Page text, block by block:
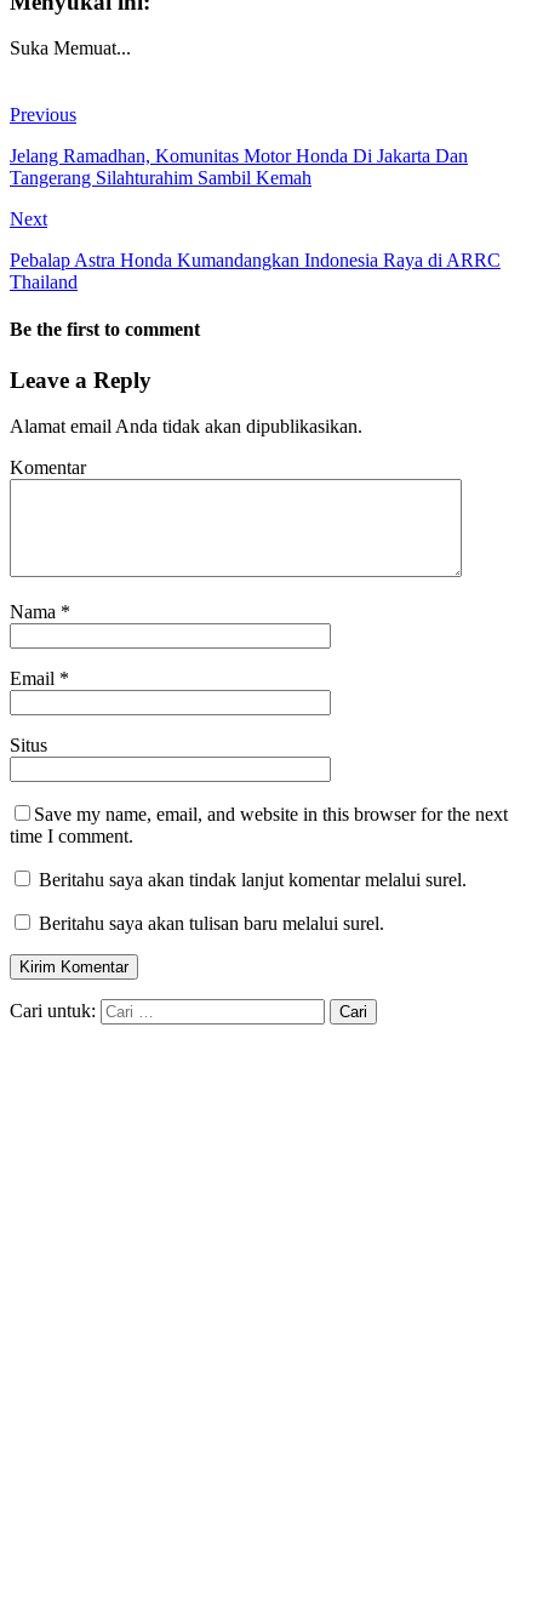
Suka Memuat...
Previous
Jelang Ramadhan, Komunitas Motor Honda Di Jakarta Dan
Tangerang Silahturahim Sambil Kemah
Next
Pebalap Astra Honda Kumandangkan Indonesia Raya di ARRC
Thailand
Be the first to comment
Leave a Reply
Alamat email Anda tidak akan dipublikasikan.
Komentar
Nama *
Email *
Situs
Save my name, email, and website in this browser for the next
time I comment.
Beritahu saya akan tindak lanjut komentar melalui surel.
Beritahu saya akan tulisan baru melalui surel.
Cari untuk: